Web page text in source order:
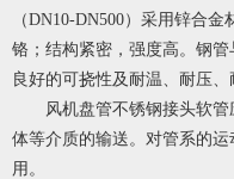
（DN10-DN500）采用锌合
铬；结构紧密，强度高。钢
良好的可挠性及耐温、耐压、
风机盘管不锈钢接头软管
体等介质的输送。对管系的
用。